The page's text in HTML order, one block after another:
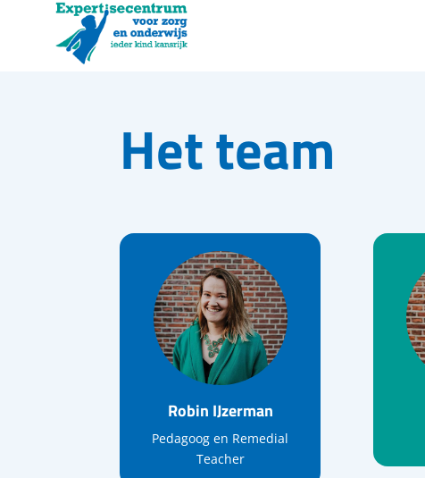
Het team
Robin IJzerman
Pedagoog en Remedial
Teacher